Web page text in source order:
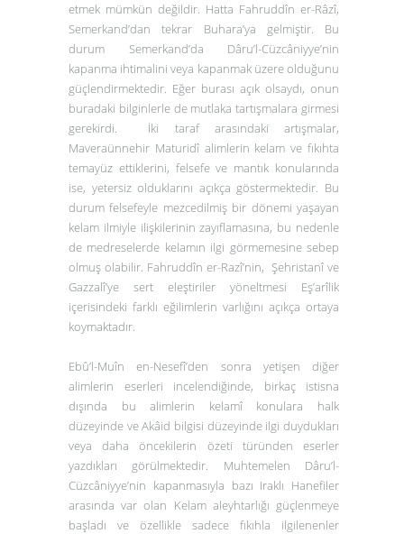
etmek mümkün değildir. Hatta Fahruddîn er-Râzî,
Semerkand’dan tekrar Buhara’ya gelmiştir. Bu
durum Semerkand’da Dâru’l-Cüzcâniyye’nin
kapanma ihtimalini veya kapanmak üzere olduğunu
güçlendirmektedir. Eğer burası açık olsaydı, onun
buradaki bilginlerle de mutlaka tartışmalara girmesi
gerekirdi. İki taraf arasındaki artışmalar,
Maveraünnehir Maturidî alimlerin kelam ve fıkıhta
temayüz ettiklerini, felsefe ve mantık konularında
ise, yetersiz olduklarını açıkça göstermektedir. Bu
durum felsefeyle mezcedilmiş bir dönemi yaşayan
kelam ilmiyle ilişkilerinin zayıflamasına, bu nedenle
de medreselerde kelamın ilgi görmemesine sebep
olmuş olabilir. Fahruddîn er-Razî’nin, Şehristanî ve
Gazzalî’ye sert eleştiriler yöneltmesi Eş’arîlik
içerisindeki farklı eğilimlerin varlığını açıkça ortaya
koymaktadır.
Ebû’l-Muîn en-Nesefî’den sonra yetişen diğer
alimlerin eserleri incelendiğinde, birkaç istisna
dışında bu alimlerin kelamî konulara halk
düzeyinde veAkâid bilgisi düzeyinde ilgi duydukları
veya daha öncekilerin özeti türünden eserler
yazdıkları görülmektedir. Muhtemelen Dâru’l-
Cüzcâniyye’nin kapanmasıyla bazı Iraklı Hanefiler
arasında var olan Kelam aleyhtarlığı güçlenmeye
başladı ve özellikle sadece fıkıhla ilgilenenler